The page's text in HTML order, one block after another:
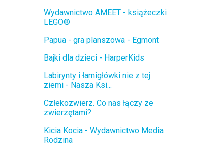
Wydawnictwo AMEET - książeczki
LEGO®
Papua - gra planszowa - Egmont
Bajki dla dzieci - HarperKids
Labirynty i łamigłówki nie z tej
ziemi - Nasza Ksi...
Człekozwierz. Co nas łączy ze
zwierzętami?
Kicia Kocia - Wydawnictwo Media
Rodzina